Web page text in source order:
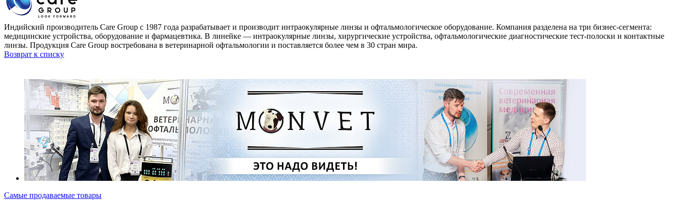
Индийский производитель Care Group с 1987 года разрабатывает и производит интраокулярные линзы и офтальмологическое оборудование. Компания разделена на три бизнес-сегмента:
медицинские устройства, оборудование и фармацевтика. В линейке — интраокулярные линзы, хирургические устройства, офтальмологические диагностические тест-полоски и контактные
линзы. Продукция Care Group востребована в ветеринарной офтальмологии и поставляется более чем в 30 стран мира.
Возврат к списку
Самые продаваемые товары